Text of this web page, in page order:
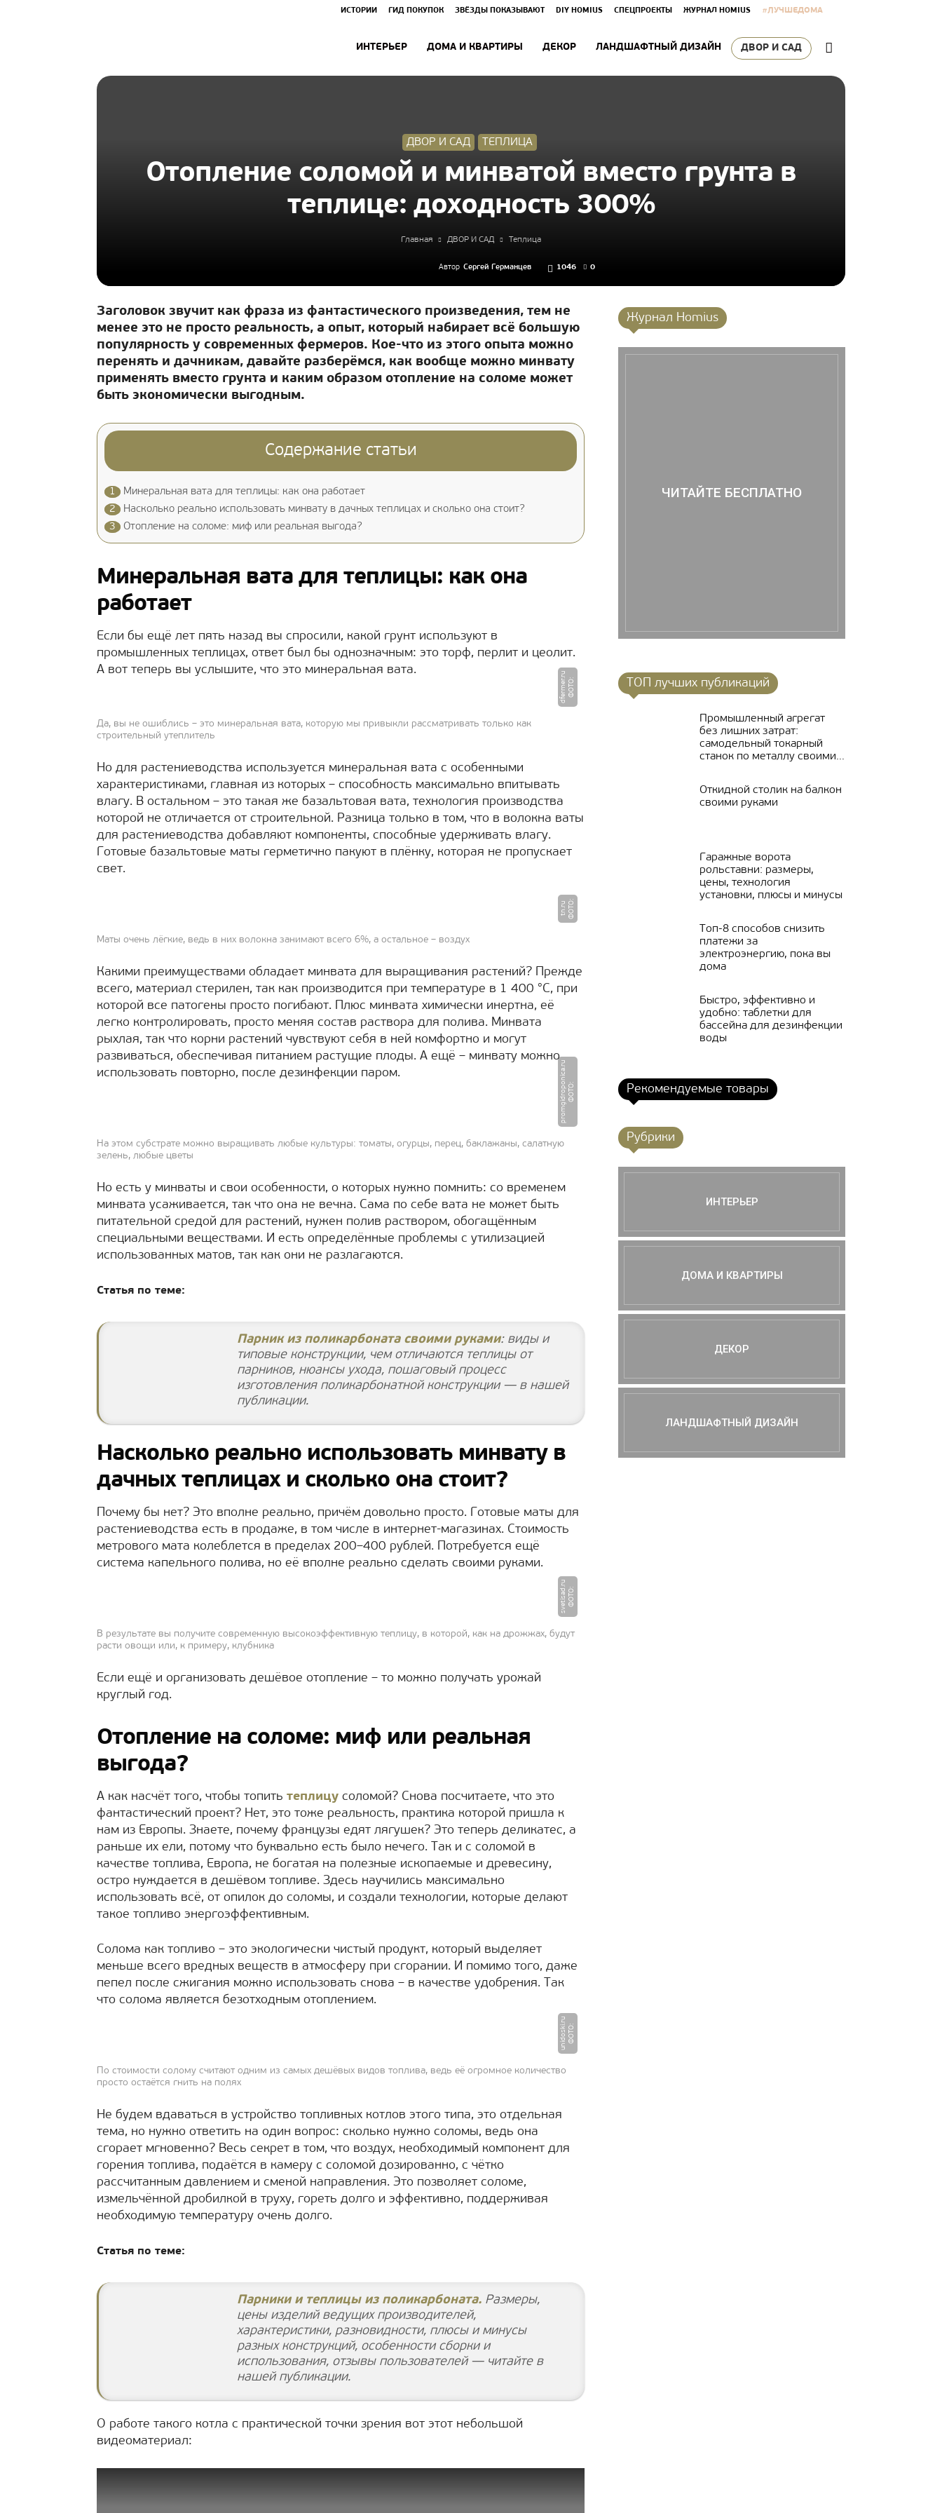
ИСТОРИИ ГИД ПОКУПОК ЗВЁЗДЫ ПОКАЗЫВАЮТ DIY HOMIUS СПЕЦПРОЕКТЫ ЖУРНАЛ HOMIUS #ЛУЧШЕДОМА
ИНТЕРЬЕР ДОМА И КВАРТИРЫ ДЕКОР ЛАНДШАФТНЫЙ ДИЗАЙН ДВОР И САД
ДВОР И САД ТЕПЛИЦА
Отопление соломой и минватой вместо грунта в
теплице: доходность 300%
Главная ДВОР И САД Теплица
Автор Сергей Германцев 1046 0
Заголовок звучит как фраза из фантастического произведения, тем не
менее это не просто реальность, а опыт, который набирает всё большую
популярность у современных фермеров. Кое-что из этого опыта можно
перенять и дачникам, давайте разберёмся, как вообще можно минвату
применять вместо грунта и каким образом отопление на соломе может
быть экономически выгодным.
Содержание статьи
1
Минеральная вата для теплицы: как она работает
2
Насколько реально использовать минвату в дачных теплицах и сколько она стоит?
3
Отопление на соломе: миф или реальная выгода?
Минеральная вата для теплицы: как она
работает
Если бы ещё лет пять назад вы спросили, какой грунт используют в
промышленных теплицах, ответ был бы однозначным: это торф, перлит и цеолит.
А вот теперь вы услышите, что это минеральная вата.
Ф
О
Т
О
:
d
f
e
r
m
e
r.
r
u
Да, вы не ошиблись – это минеральная вата, которую мы привыкли рассматривать только как
строительный утеплитель
Но для растениеводства используется минеральная вата с особенными
характеристиками, главная из которых – способность максимально впитывать
влагу. В остальном – это такая же базальтовая вата, технология производства
которой не отличается от строительной. Разница только в том, что в волокна ваты
для растениеводства добавляют компоненты, способные удерживать влагу.
Готовые базальтовые маты герметично пакуют в плёнку, которая не пропускает
свет.
Ф
О
Т
О :
t
n.
r
u
Маты очень лёгкие, ведь в них волокна занимают всего 6%, а остальное – воздух
Какими преимуществами обладает минвата для выращивания растений? Прежде
всего, материал стерилен, так как производится при температуре в 1 400 °C, при
которой все патогены просто погибают. Плюс минвата химически инертна, её
легко контролировать, просто меняя состав раствора для полива. Минвата
рыхлая, так что корни растений чувствуют себя в ней комфортно и могут
развиваться, обеспечивая питанием растущие плоды. А ещё – минвату можно
использовать повторно, после дезинфекции паром.
Ф
О
Т
О
:
p
r
o
m
gi
d
r
o
p
o
ni
c
a.
r
u
На этом субстрате можно выращивать любые культуры: томаты, огурцы, перец, баклажаны, салатную
зелень, любые цветы
Но есть у минваты и свои особенности, о которых нужно помнить: со временем
минвата усаживается, так что она не вечна. Сама по себе вата не может быть
питательной средой для растений, нужен полив раствором, обогащённым
специальными веществами. И есть определённые проблемы с утилизацией
использованных матов, так как они не разлагаются.
Статья по теме:
Парник из поликарбоната своими руками: виды и
типовые конструкции, чем отличаются теплицы от
парников, нюансы ухода, пошаговый процесс
изготовления поликарбонатной конструкции — в нашей
публикации.
Насколько реально использовать минвату в
дачных теплицах и сколько она стоит?
Почему бы нет? Это вполне реально, причём довольно просто. Готовые маты для
растениеводства есть в продаже, в том числе в интернет-магазинах. Стоимость
метрового мата колеблется в пределах 200–400 рублей. Потребуется ещё
система капельного полива, но её вполне реально сделать своими руками.
Ф
О
Т
О
:
s
v
e
ti
s
a
d.
r
u
В результате вы получите современную высокоэффективную теплицу, в которой, как на дрожжах, будут
расти овощи или, к примеру, клубника
Если ещё и организовать дешёвое отопление – то можно получать урожай
круглый год.
Отопление на соломе: миф или реальная
выгода?
А как насчёт того, чтобы топить теплицу соломой? Снова посчитаете, что это
фантастический проект? Нет, это тоже реальность, практика которой пришла к
нам из Европы. Знаете, почему французы едят лягушек? Это теперь деликатес, а
раньше их ели, потому что буквально есть было нечего. Так и с соломой в
качестве топлива, Европа, не богатая на полезные ископаемые и древесину,
остро нуждается в дешёвом топливе. Здесь научились максимально
использовать всё, от опилок до соломы, и создали технологии, которые делают
такое топливо энергоэффективным.
Солома как топливо – это экологически чистый продукт, который выделяет
меньше всего вредных веществ в атмосферу при сгорании. И помимо того, даже
пепел после сжигания можно использовать снова – в качестве удобрения. Так
что солома является безотходным отоплением.
Ф
О
Т
О
:
u
ni
d
o
s
ki.
r
u
По стоимости солому считают одним из самых дешёвых видов топлива, ведь её огромное количество
просто остаётся гнить на полях
Не будем вдаваться в устройство топливных котлов этого типа, это отдельная
тема, но нужно ответить на один вопрос: сколько нужно соломы, ведь она
сгорает мгновенно? Весь секрет в том, что воздух, необходимый компонент для
горения топлива, подаётся в камеру с соломой дозированно, с чётко
рассчитанным давлением и сменой направления. Это позволяет соломе,
измельчённой дробилкой в труху, гореть долго и эффективно, поддерживая
необходимую температуру очень долго.
Статья по теме:
Парники и теплицы из поликарбоната. Размеры,
цены изделий ведущих производителей,
характеристики, разновидности, плюсы и минусы
разных конструкций, особенности сборки и
использования, отзывы пользователей — читайте в
нашей публикации.
О работе такого котла с практической точки зрения вот этот небольшой
видеоматериал:
Журнал Homius
ЧИТАЙТЕ БЕСПЛАТНО
ТОП лучших публикаций
Промышленный агрегат
без лишних затрат:
самодельный токарный
станок по металлу своими...
Откидной столик на балкон
своими руками
Гаражные ворота
рольставни: размеры,
цены, технология
установки, плюсы и минусы
Топ-8 способов снизить
платежи за
электроэнергию, пока вы
дома
Быстро, эффективно и
удобно: таблетки для
бассейна для дезинфекции
воды
Рекомендуемые товары
Рубрики
ИНТЕРЬЕР
ДОМА И КВАРТИРЫ
ДЕКОР
ЛАНДШАФТНЫЙ ДИЗАЙН